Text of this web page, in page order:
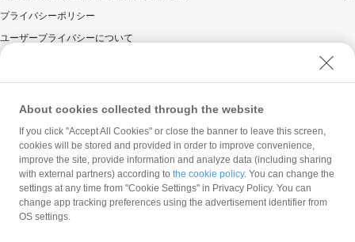
プライバシーポリシー
ユーザープライバシーについて
ウェブサイト利用規約
反社会的勢力に対する方針
勧誘方針
マネロン等基本方針
カスタマーハラスメントに関する当社の考え方
About cookies collected through the website
If you click "Accept All Cookies" or close the banner to leave this screen,
cookies will be stored and provided in order to improve convenience,
improve the site, provide information and analyze data (including sharing
with external partners) according to the cookie policy. You can change the
settings at any time from "Cookie Settings" in Privacy Policy. You can
change app tracking preferences using the advertisement identifier from
OS settings.